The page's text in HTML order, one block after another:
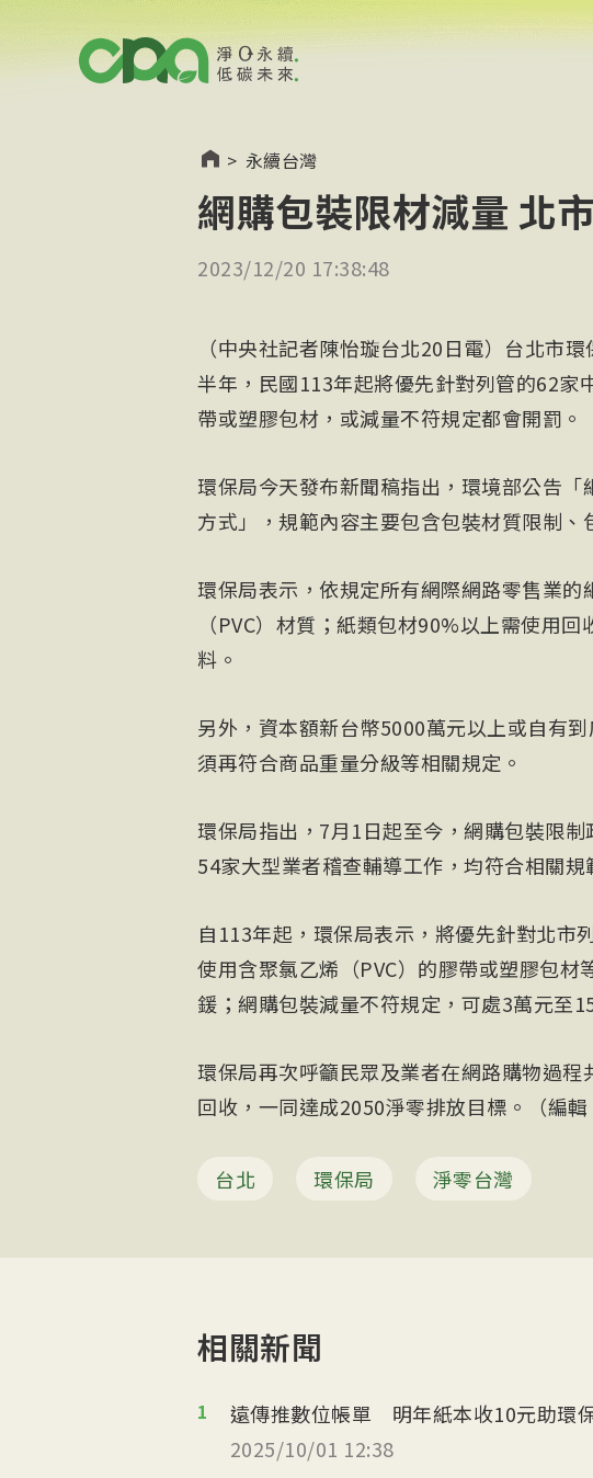
> 永續台灣
網購包裝限材減量 北
2023/12/20 17:38:48
（中央社記者陳怡璇台北20日電）台北市
半年，民國113年起將優先針對列管的62家
帶或塑膠包材，或減量不符規定都會開罰。
環保局今天發布新聞稿指出，環境部公告
方式」，規範內容主要包含包裝材質限制、
環保局表示，依規定所有網際網路零售業
（PVC）材質；紙類包材90%以上需使用
料。
另外，資本額新台幣5000萬元以上或自有
須再符合商品重量分級等相關規定。
環保局指出，7月1日起至今，網購包裝限
54家大型業者稽查輔導工作，均符合相關規
自113年起，環保局表示，將優先針對北市
使用含聚氯乙烯（PVC）的膠帶或塑膠包
鍰；網購包裝減量不符規定，可處3萬元至
環保局再次呼籲民眾及業者在網路購物過
回收，一同達成2050淨零排放目標。（編
台北 環保局 淨零台灣
相關新聞
1
遠傳推數位帳單 明年紙本收10元助環
2025/10/01 12:38